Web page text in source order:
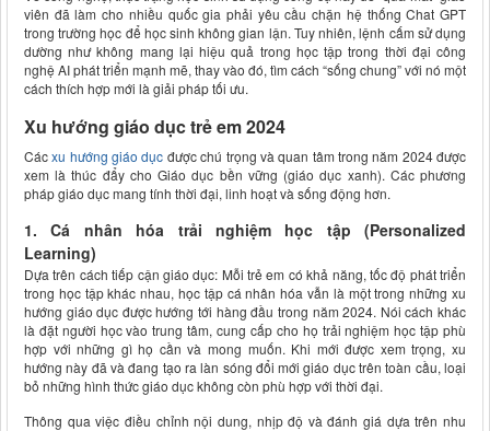
viên đã làm cho nhiều quốc gia phải yêu cầu chặn hệ thống Chat GPT
trong trường học để học sinh không gian lận. Tuy nhiên, lệnh cấm sử dụng
dường như không mang lại hiệu quả trong học tập trong thời đại công
nghệ AI phát triển mạnh mẽ, thay vào đó, tìm cách “sống chung” với nó một
cách thích hợp mới là giải pháp tối ưu.
Xu hướng giáo dục trẻ em 2024
Cácxu hướng giáo dục được chú trọng và quan tâm trong năm 2024 được
xem là thúc đẩy cho Giáo dục bền vững (giáo dục xanh). Các phương
pháp giáo dục mang tính thời đại, linh hoạt và sống động hơn.
1. Cá nhân hóa trải nghiệm học tập (Personalized
Learning)
Dựa trên cách tiếp cận giáo dục: Mỗi trẻ em có khả năng, tốc độ phát triển
trong học tập khác nhau, học tập cá nhân hóa vẫn là một trong những xu
hướng giáo dục được hướng tới hàng đầu trong năm 2024. Nói cách khác
là đặt người học vào trung tâm, cung cấp cho họ trải nghiệm học tập phù
hợp với những gì họ cần và mong muốn. Khi mới được xem trọng, xu
hướng này đã và đang tạo ra làn sóng đổi mới giáo dục trên toàn cầu, loại
bỏ những hình thức giáo dục không còn phù hợp với thời đại.
Thông qua việc điều chỉnh nội dung, nhịp độ và đánh giá dựa trên nhu